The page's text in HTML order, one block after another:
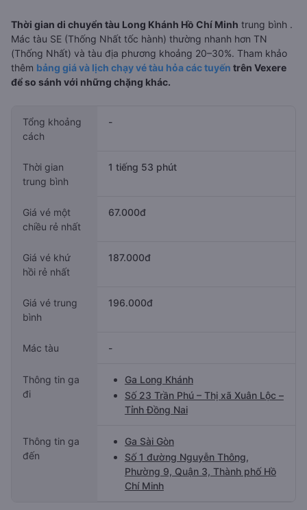
Thời gian di chuyển tàu Long Khánh Hồ Chí Minh trung bình .
Mác tàu SE (Thống Nhất tốc hành) thường nhanh hơn TN
(Thống Nhất) và tàu địa phương khoảng 20–30%. Tham khảo
thêm bảng giá và lịch chạy vé tàu hỏa các tuyến trên Vexere
để so sánh với những chặng khác.
Tổng khoảng
cách
-
Thời gian
trung bình
1 tiếng 53 phút
Giá vé một
chiều rẻ nhất
67.000đ
Giá vé khứ
hồi rẻ nhất
187.000đ
Giá vé trung
bình
196.000đ
Mác tàu -
Thông tin ga
đi
Ga Long Khánh
Số 23 Trần Phú – Thị xã Xuân Lộc –
Tỉnh Đồng Nai
Thông tin ga
đến
Ga Sài Gòn
Số 1 đường Nguyễn Thông,
Phường 9, Quận 3, Thành phố Hồ
Chí Minh